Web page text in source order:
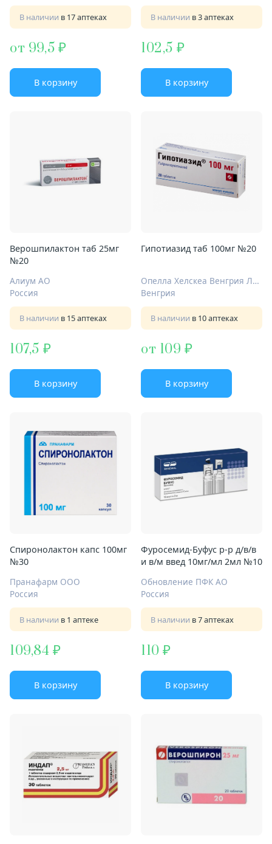
В наличии в 17 аптеках
от 99,5
В корзину
В наличии в 3 аптеках
102,5
В корзину
Верошпилактон таб 25мг
№20
Алиум АО
Россия
В наличии в 15 аптеках
107,5
В корзину
Гипотиазид таб 100мг №20
Опелла Хелскеа Венгрия Лтд.
Венгрия
В наличии в 10 аптеках
от 109
В корзину
Спиронолактон капс 100мг
№30
Пранафарм ООО
Россия
В наличии в 1 аптеке
109,84
В корзину
Фуросемид-Буфус р-р д/в/в
и в/м введ 10мг/мл 2мл №10
Обновление ПФК АО
Россия
В наличии в 7 аптеках
110
В корзину